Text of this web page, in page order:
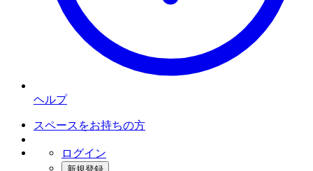
ヘルプ
スペースをお持ちの方
ログイン